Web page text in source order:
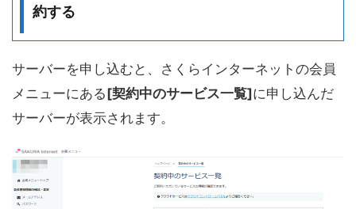
約する
サーバーを申し込むと、さくらインターネットの会員
メニューにある[契約中のサービス一覧]に申し込んだ
サーバーが表示されます。